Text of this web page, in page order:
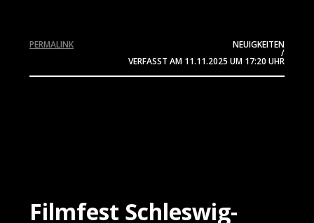
NEUIGKEITEN
/
VERFASST AM 11.11.2025 UM 17:20 UHR
PERMALINK
Filmfest Schleswig-